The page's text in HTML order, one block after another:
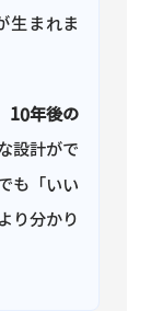
生まれま
10年後の
設計がで
も「いい
り分かり